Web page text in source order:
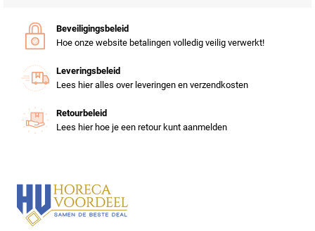
Beveiligingsbeleid
Hoe onze website betalingen volledig veilig verwerkt!
Leveringsbeleid
Lees hier alles over leveringen en verzendkosten
Retourbeleid
Lees hier hoe je een retour kunt aanmelden